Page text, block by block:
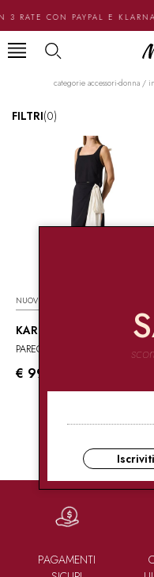
3 RATE CON PAYPAL E
categorie accessori-donna /
FILTRI(0)
NUOVI ARRIVI
KARL LAGERFELD
PAREO CON LOGO
€ 99.00
PAGAMENTI